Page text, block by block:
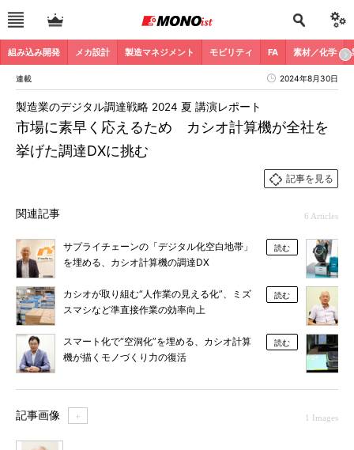
組み込み開発 メカ設計 製造マネジメント モビリティ FA 素材／化学
連載 2024年8月30日
市場に素早く応えるため カシオ計算機が全社を
挙げた調達DXに挑む
製造業のデジタル調達戦略 2024 夏 講演レポート
記事を見る
関連記事 6 Articles
サプライチェーンの「デジタル化空白地帯」
を埋める、カシオ計算機の調達DX
読む
カシオが取り組む“人作業の見える化”、ミズ
スマシなど準直接作業の効率向上
読む
スマート化で“空洞化”を埋める、カシオ計算
機が描くモノづくり力の復活
読む
記事画像 ＋ 1 Images